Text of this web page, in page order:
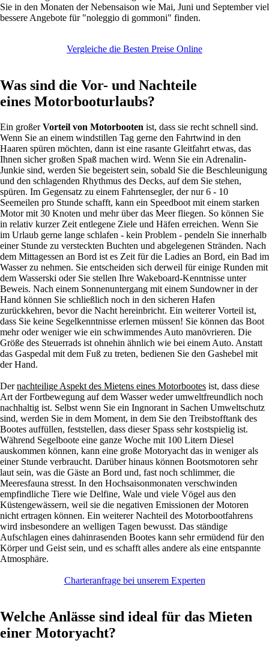
Sie in den Monaten der Nebensaison wie Mai, Juni und September viel
bessere Angebote für "noleggio di gommoni" finden.
Vergleiche die Besten Preise Online
Was sind die Vor- und Nachteile
eines Motorbooturlaubs?
Ein großerVorteil von Motorbooten ist, dass sie recht schnell sind.
Wenn Sie an einem windstillen Tag gerne den Fahrtwind in den
Haaren spüren möchten, dann ist eine rasante Gleitfahrt etwas, das
Ihnen sicher großen Spaß machen wird. Wenn Sie ein Adrenalin-
Junkie sind, werden Sie begeistert sein, sobald Sie die Beschleunigung
und den schlagenden Rhythmus des Decks, auf dem Sie stehen,
spüren. Im Gegensatz zu einem Fahrtensegler, der nur 6 - 10
Seemeilen pro Stunde schafft, kann ein Speedboot mit einem starken
Motor mit 30 Knoten und mehr über das Meer fliegen. So können Sie
in relativ kurzer Zeit entlegene Ziele und Häfen erreichen. Wenn Sie
im Urlaub gerne lange schlafen - kein Problem - pendeln Sie innerhalb
einer Stunde zu versteckten Buchten und abgelegenen Stränden. Nach
dem Mittagessen an Bord ist es Zeit für die Ladies an Bord, ein Bad im
Wasser zu nehmen. Sie entscheiden sich derweil für einige Runden mit
dem Wasserski oder Sie stellen Ihre Wakeboard-Kenntnisse unter
Beweis. Nach einem Sonnenuntergang mit einem Sundowner in der
Hand können Sie schließlich noch in den sicheren Hafen
zurückkehren, bevor die Nacht hereinbricht. Ein weiterer Vorteil ist,
dass Sie keine Segelkenntnisse erlernen müssen! Sie können das Boot
mehr oder weniger wie ein schwimmendes Auto manövrieren. Die
Größe des Steuerrads ist ohnehin ähnlich wie bei einem Auto. Anstatt
das Gaspedal mit dem Fuß zu treten, bedienen Sie den Gashebel mit
der Hand.
Dernachteilige Aspekt des Mietens eines Motorbootes ist, dass diese
Art der Fortbewegung auf dem Wasser weder umweltfreundlich noch
nachhaltig ist. Selbst wenn Sie ein Ingnorant in Sachen Umweltschutz
sind, werden Sie in dem Moment, in dem Sie den Treibstofftank des
Bootes auffüllen, feststellen, dass dieser Spass sehr kostspielig ist.
Während Segelboote eine ganze Woche mit 100 Litern Diesel
auskommen können, kann eine große Motoryacht das in weniger als
einer Stunde verbraucht. Darüber hinaus können Bootsmotoren sehr
laut sein, was die Gäste an Bord und, fast noch schlimmer, die
Meeresfauna stresst. In den Hochsaisonmonaten verschwinden
empfindliche Tiere wie Delfine, Wale und viele Vögel aus den
Küstengewässern, weil sie die negativen Emissionen der Motoren
nicht ertragen können. Ein weiterer Nachteil des Motorbootfahrens
wird insbesondere an welligen Tagen bewusst. Das ständige
Aufschlagen eines dahinrasenden Bootes kann sehr ermüdend für den
Körper und Geist sein, und es schafft alles andere als eine entspannte
Atmosphäre.
Charteranfrage bei unserem Experten
Welche Anlässe sind ideal für das Mieten
einer Motoryacht?